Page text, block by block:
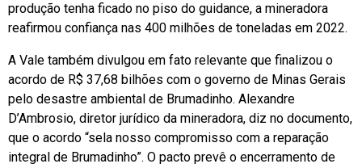
produção tenha ficado no piso do guidance, a mineradora
reafirmou confiança nas 400 milhões de toneladas em 2022.
A Vale também divulgou em fato relevante que finalizou o
acordo de R$ 37,68 bilhões com o governo de Minas Gerais
pelo desastre ambiental de Brumadinho. Alexandre
D’Ambrosio, diretor jurídico da mineradora, diz no documento,
que o acordo “sela nosso compromisso com a reparação
integral de Brumadinho”. O pacto prevê o encerramento de